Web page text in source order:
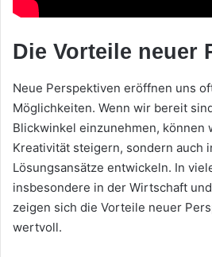
Die Vorteile neuer
Neue Perspektiven eröffnen uns
Möglichkeiten. Wenn wir bereit
Blickwinkel einzunehmen, können
Kreativität steigern, sondern auch
Lösungsansätze entwickeln. In
insbesondere in der Wirtschaft
zeigen sich die Vorteile neuer
wertvoll.